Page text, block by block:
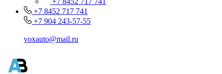
+7 8452 717 741
+7 904 243-57-55
voxauto@mail.ru